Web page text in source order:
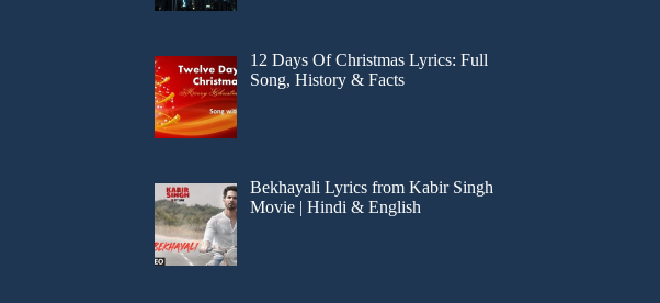
12 Days Of Christmas Lyrics: Full
Song, History & Facts
Bekhayali Lyrics from Kabir Singh
Movie | Hindi & English